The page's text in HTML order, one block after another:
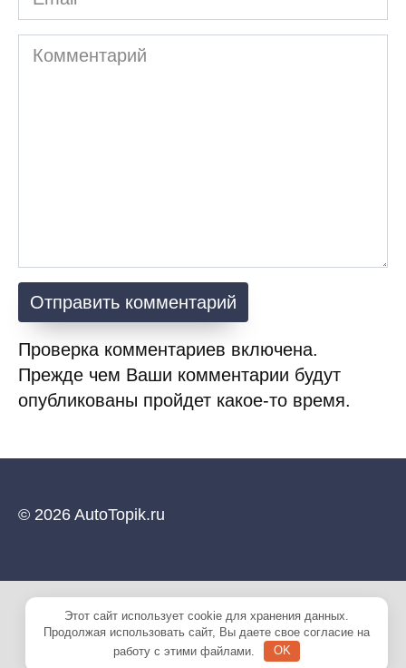
Комментарий
Проверка комментариев включена.
Прежде чем Ваши комментарии будут
опубликованы пройдет какое-то время.
© 2026 AutoTopik.ru
Этот сайт использует cookie для хранения данных.
Продолжая использовать сайт, Вы даете свое согласие на
работу с этими файлами.
OK